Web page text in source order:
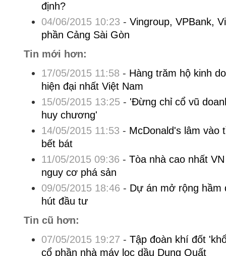
định?
04/06/2015 10:23 - Vingroup, VPBank,
phần Cảng Sài Gòn
Tin mới hơn:
17/05/2015 11:58 - Hàng trăm hộ kinh
hiện đại nhất Việt Nam
15/05/2015 13:25- 'Đừng chỉ cổ vũ
huy chương'
14/05/2015 11:53 - McDonald's lâm vào
bết bát
11/05/2015 09:36 - Tòa nhà cao nhất
nguy cơ phá sản
09/05/2015 18:46 - Dự án mở rộng hầm
hút đầu tư
Tin cũ hơn:
07/05/2015 19:27 - Tập đoàn khí đốt
cổ phần nhà máy lọc dầu Dung Quất